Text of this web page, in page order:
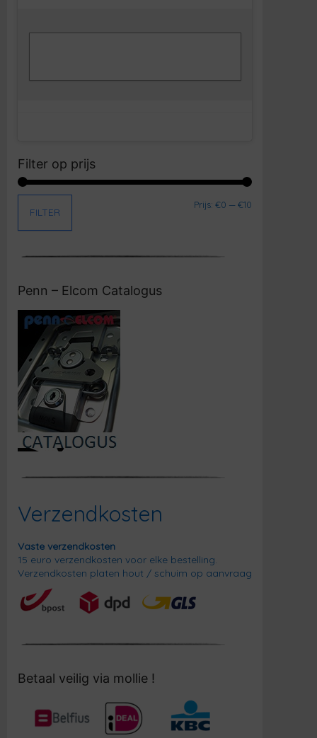
Filter op prijs
FILTER
Prijs: €0 — €10
Penn – Elcom Catalogus
Verzendkosten
Vaste verzendkosten
15 euro verzendkosten voor elke bestelling.
Verzendkosten platen hout / schuim op aanvraag
Betaal veilig via mollie !